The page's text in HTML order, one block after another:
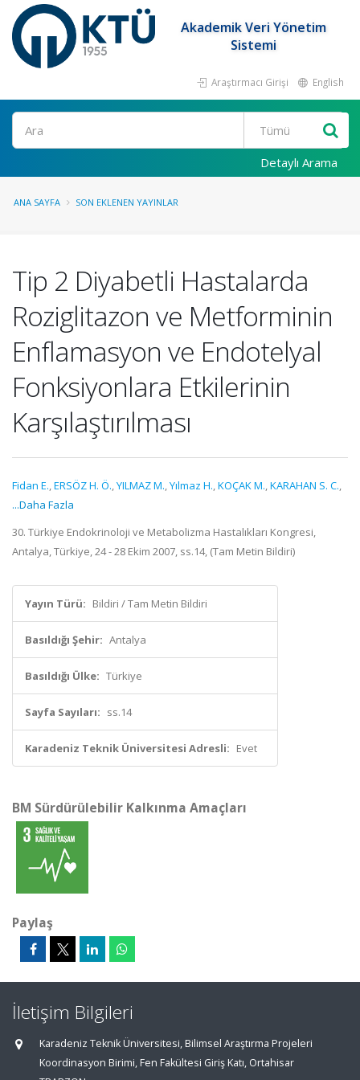
Akademik Veri Yönetim
Sistemi
Araştırmacı Girişi English
Ara
Detaylı Arama
ANA SAYFA SON EKLENEN YAYINLAR
Tip 2 Diyabetli Hastalarda
Roziglitazon ve Metforminin
Enflamasyon ve Endotelyal
Fonksiyonlara Etkilerinin
Karşılaştırılması
Fidan E.,ERSÖZ H. Ö.,YILMAZ M.,Yılmaz H.,KOÇAK M.,KARAHAN S. C.,
...Daha Fazla
30. Türkiye Endokrinoloji ve Metabolizma Hastalıkları Kongresi,
Antalya, Türkiye, 24 - 28 Ekim 2007, ss.14, (Tam Metin Bildiri)
Yayın Türü: Bildiri / Tam Metin Bildiri
Basıldığı Şehir: Antalya
Basıldığı Ülke: Türkiye
Sayfa Sayıları: ss.14
Karadeniz Teknik Üniversitesi Adresli: Evet
BM Sürdürülebilir Kalkınma Amaçları
Paylaş
İletişim Bilgileri
Karadeniz Teknik Üniversitesi, Bilimsel Araştırma Projeleri
Koordinasyon Birimi, Fen Fakültesi Giriş Katı, Ortahisar